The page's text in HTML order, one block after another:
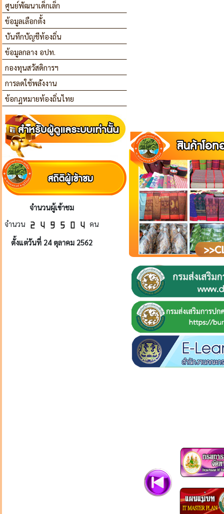
ศูนย์พัฒนาเด็กเล็ก
ข้อมูลเลือกตั้ง
บันทึกบัญชีท้องถิ่น
ข้อมูลกลาง อปท.
กองทุนสวัสดิการฯ
การลดใช้พลังงาน
ข้อกฏหมายท้องถิ่นไทย
จำนวนผู้เข้าชม
จำนวน
คน
ตั้งแต่วันที่ 24 ตุลาคม 2562